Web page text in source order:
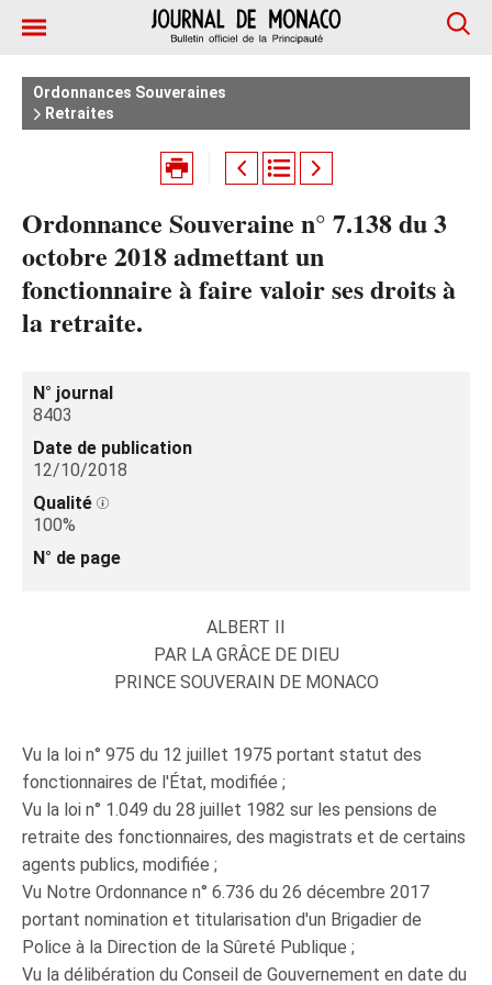
Ordonnances Souveraines
Retraites
Ordonnance Souveraine n° 7.138 du 3
octobre 2018 admettant un
fonctionnaire à faire valoir ses droits à
la retraite.
N° journal
8403
Date de publication
12/10/2018
Qualité
100%
N° de page
ALBERT II
PAR LA GRÂCE DE DIEU
PRINCE SOUVERAIN DE MONACO
Vu la loi n° 975 du 12 juillet 1975 portant statut des
fonctionnaires de l'État, modifiée ;
Vu la loi n° 1.049 du 28 juillet 1982 sur les pensions de
retraite des fonctionnaires, des magistrats et de certains
agents publics, modifiée ;
Vu Notre Ordonnance n° 6.736 du 26 décembre 2017
portant nomination et titularisation d'un Brigadier de
Police à la Direction de la Sûreté Publique ;
Vu la délibération du Conseil de Gouvernement en date du